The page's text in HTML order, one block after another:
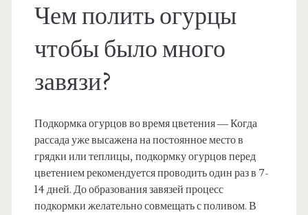
Чем полить огурцы
чтобы было много
завязи?
Подкормка огурцов во время цветения — Когда
рассада уже высажена на постоянное место в
грядки или теплицы, подкормку огурцов перед
цветением рекомендуется проводить один раз в 7-
14 дней. До образования завязей процесс
подкормки желательно совмещать с поливом. В